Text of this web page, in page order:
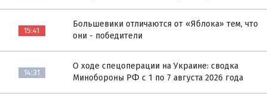
15:41
Большевики отличаются от «Яблока» тем, что
они - победители
14:31
О ходе спецоперации на Украине: сводка
Минобороны РФ с 1 по 7 августа 2026 года